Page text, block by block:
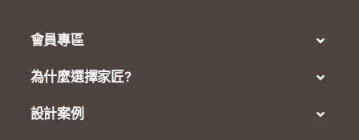
會員專區
為什麼選擇家匠?
設計案例